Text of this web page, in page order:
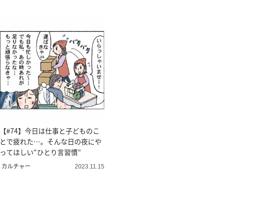
【#74】今日は仕事と子どものこ
とで疲れた…。そんな日の夜にや
ってほしい“ひとり言習慣”
カルチャー 2023.11.15